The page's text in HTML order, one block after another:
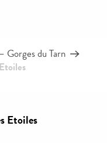
Gorges du Tarn
Etoiles